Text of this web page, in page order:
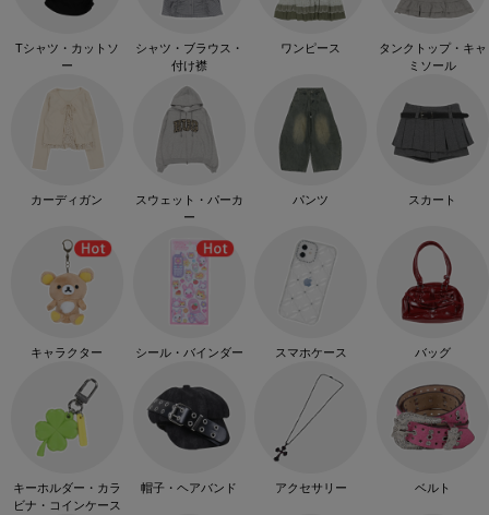
Tシャツ・カットソ
ー
シャツ・ブラウス・
付け襟
ワンピース
タンクトップ・キャ
ミソール
カーディガン
スウェット・パーカ
ー
パンツ スカート
キャラクター シール・バインダー スマホケース バッグ
キーホルダー・カラ
ビナ・コインケース
帽子・ヘアバンド アクセサリー ベルト